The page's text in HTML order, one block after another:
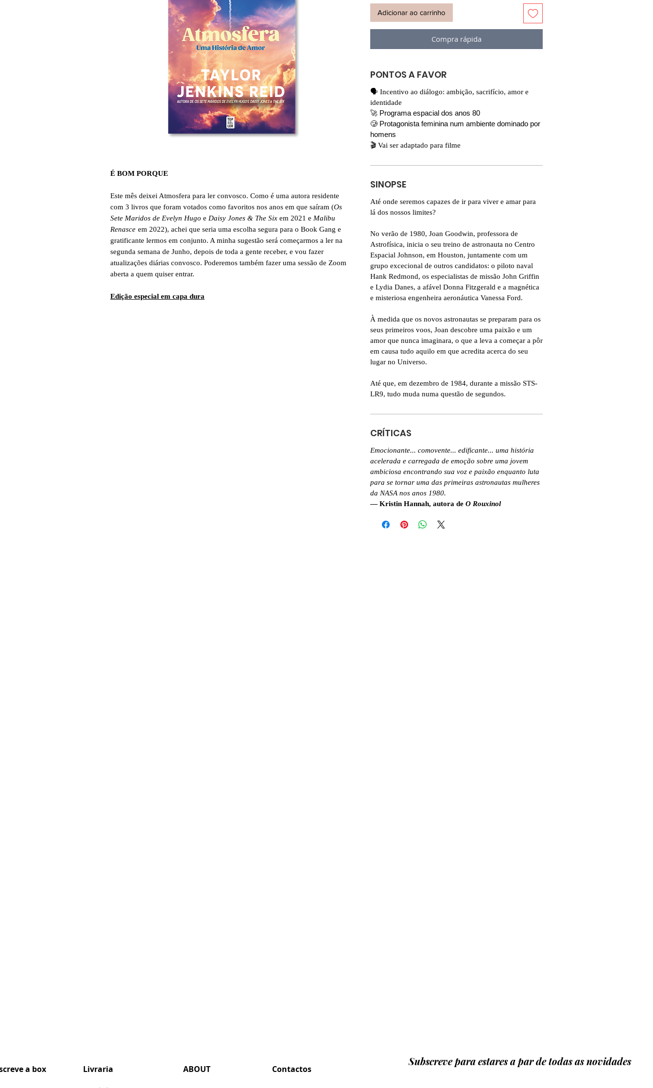
É BOM PORQUE
Este mês deixei Atmosfera para ler convosco. Como é uma autora residente
com 3 livros que foram votados como favoritos nos anos em que saíram (Os
Sete Maridos de Evelyn Hugo e Daisy Jones & The Six em 2021 e Malibu
Renasce em 2022), achei que seria uma escolha segura para o Book Gang e
gratificante lermos em conjunto. A minha sugestão será começarmos a ler na
segunda semana de Junho, depois de toda a gente receber, e vou fazer
atualizações diárias convosco. Poderemos também fazer uma sessão de Zoom
aberta a quem quiser entrar.
Edição especial em capa dura
Adicionar ao carrinho
Compra rápida
PONTOS A FAVOR
🗣️ Incentivo ao diálogo: ambição, sacrifício, amor e
identidade
🚀 Programa espacial dos anos 80
🥲 Protagonista feminina num ambiente dominado por
homens
🎬 Vai ser adaptado para filme
SINOPSE
Até onde seremos capazes de ir para viver e amar para
lá dos nossos limites?
No verão de 1980, Joan Goodwin, professora de
Astrofísica, inicia o seu treino de astronauta no Centro
Espacial Johnson, em Houston, juntamente com um
grupo excecional de outros candidatos: o piloto naval
Hank Redmond, os especialistas de missão John Griffin
e Lydia Danes, a afável Donna Fitzgerald e a magnética
e misteriosa engenheira aeronáutica Vanessa Ford.
À medida que os novos astronautas se preparam para os
seus primeiros voos, Joan descobre uma paixão e um
amor que nunca imaginara, o que a leva a começar a pôr
em causa tudo aquilo em que acredita acerca do seu
lugar no Universo.
Até que, em dezembro de 1984, durante a missão STS-
LR9, tudo muda numa questão de segundos.
CRÍTICAS
Emocionante... comovente... edificante... uma história
acelerada e carregada de emoção sobre uma jovem
ambiciosa encontrando sua voz e paixão enquanto luta
para se tornar uma das primeiras astronautas mulheres
da NASA nos anos 1980.
— Kristin Hannah, autora de O Rouxinol
a box Livraria ABOUT Contactos
Subscreve para estares a par de todas as novidades